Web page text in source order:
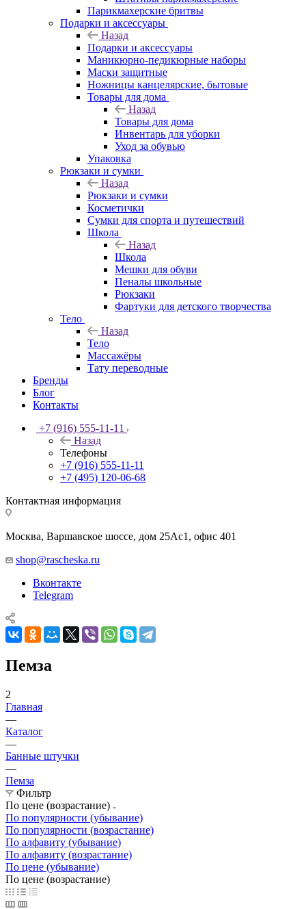
Парикмахерские бритвы
Подарки и аксессуары
Назад
Подарки и аксессуары
Маникюрно-педикюрные наборы
Маски защитные
Ножницы канцелярские, бытовые
Товары для дома
Назад
Товары для дома
Инвентарь для уборки
Уход за обувью
Упаковка
Рюкзаки и сумки
Назад
Рюкзаки и сумки
Косметички
Сумки для спорта и путешествий
Школа
Назад
Школа
Мешки для обуви
Пеналы школьные
Рюкзаки
Фартуки для детского творчества
Тело
Назад
Тело
Массажёры
Тату переводные
Бренды
Блог
Контакты
+7 (916) 555-11-11
Назад
Телефоны
+7 (916) 555-11-11
+7 (495) 120-06-68
Контактная информация
Москва, Варшавское шоссе, дом 25Аc1, офис 401
shop@rascheska.ru
Вконтакте
Telegram
Пемза
2
Главная
—
Каталог
—
Банные штучки
—
Пемза
Фильтр
По цене (возрастание)
По популярности (убывание)
По популярности (возрастание)
По алфавиту (убывание)
По алфавиту (возрастание)
По цене (убывание)
По цене (возрастание)